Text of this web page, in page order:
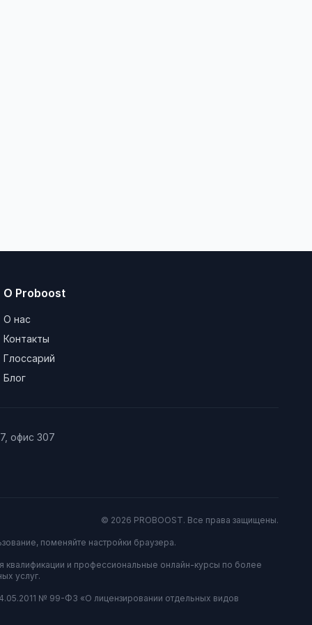
О Proboost
О нас
Контакты
Глоссарий
Блог
офис 307
© 2026 PROBOOST. Все права защищены.
поменяйте настройки браузера.
и профессиональные онлайн-курсы по более
услуг.
№ 99-ФЗ «О лицензировании отдельных видов